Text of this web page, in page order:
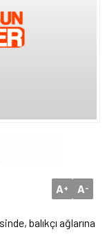
A+ A-
balıkçı ağlarına